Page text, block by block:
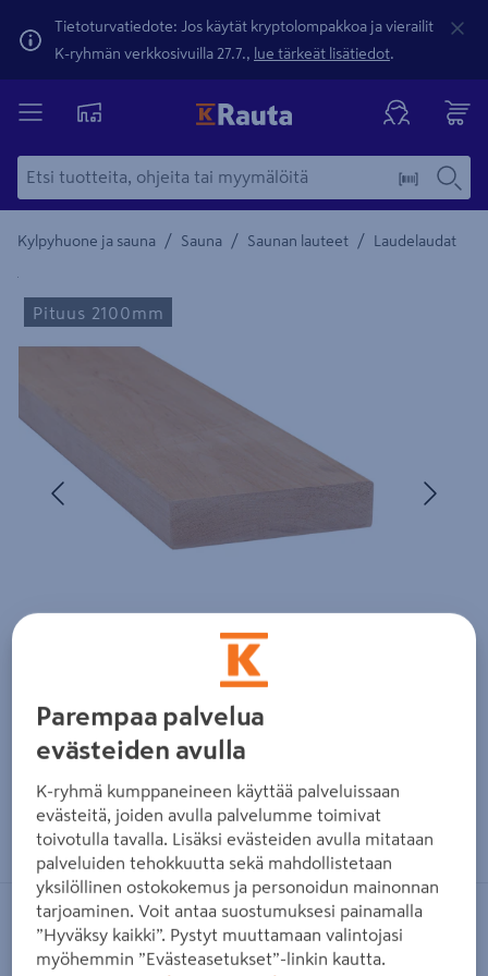
Tietoturvatiedote: Jos käytät kryptolompakkoa ja vierailit
K-ryhmän verkkosivuilla 27.7., lue tärkeät lisätiedot.
Kylpyhuone ja sauna / Sauna / Saunan lauteet / Laudelaudat
Yksityiskohtainen kuvaus löytyy Tuotteen kuvaus -
Edellinen
Pituus 2100mm
Zoomaa kuvaa sormilla kosketusnäytöllä
Laudelauta Thermory 28x120x2100
THERMORY
Parempaa palvelua
evästeiden avulla
K-ryhmä kumppaneineen käyttää palveluissaan
evästeitä, joiden avulla palvelumme toimivat
toivotulla tavalla. Lisäksi evästeiden avulla mitataan
palveluiden tehokkuutta sekä mahdollistetaan
yksilöllinen ostokokemus ja personoidun mainonnan
tarjoaminen. Voit antaa suostumuksesi painamalla
”Hyväksy kaikki”. Pystyt muuttamaan valintojasi
myöhemmin ”Evästeasetukset”-linkin kautta.